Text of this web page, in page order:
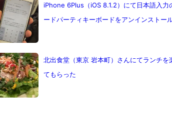
iPhone 6Plus（iOS 8.1.2）にて日本語入
ードパーティキーボードをアンインストー
北出食堂（東京 岩本町）さんにてランチ
てもらった